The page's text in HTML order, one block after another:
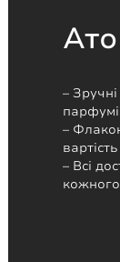
–
–
– Всі